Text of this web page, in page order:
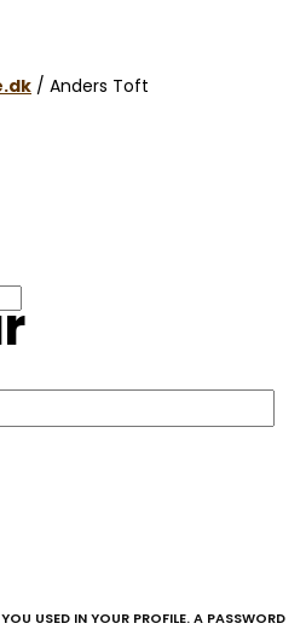
/ Anders Toft
USED IN YOUR PROFILE. A PASSWORD